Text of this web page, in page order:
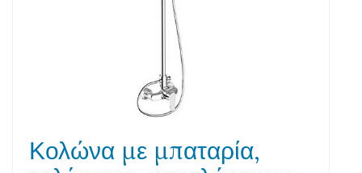
Κολώνα με μπαταρία,